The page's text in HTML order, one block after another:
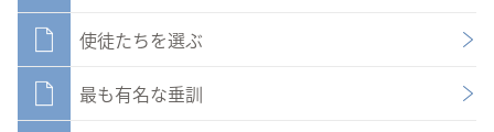
使徒たちを選ぶ
最も有名な垂訓